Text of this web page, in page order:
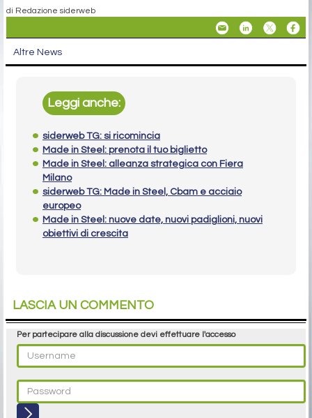
di Redazione siderweb
Altre News
Leggi anche:
siderweb TG: si ricomincia
Made in Steel: prenota il tuo biglietto
Made in Steel: alleanza strategica con Fiera
Milano
siderweb TG: Made in Steel, Cbam e acciaio
europeo
Made in Steel: nuove date, nuovi padiglioni, nuovi
obiettivi di crescita
LASCIA UN COMMENTO
Per partecipare alla discussione devi effettuare l'accesso